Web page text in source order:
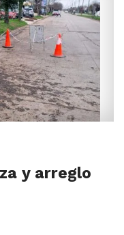
y arreglo